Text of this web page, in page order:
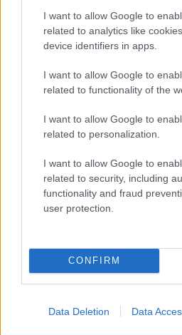
I want to allow Google to
related to analytics like
device identifiers in apps.
I want to allow Google to
related to functionality of the
I want to allow Google to
related to personalization.
I want to allow Google to
related to security, including
functionality and fraud
user protection.
CONFIRM
Data Deletion Data
Senza Cri e il suo percorso di
cicatrici alla libertà
LIFESTYLE